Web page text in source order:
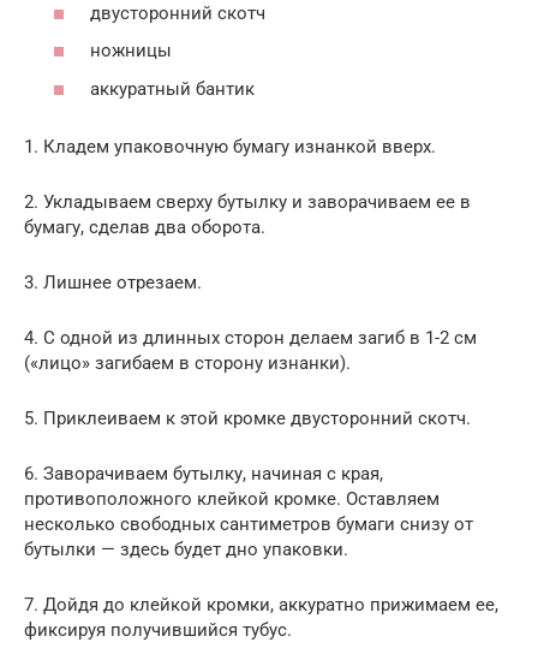
двусторонний скотч
ножницы
аккуратный бантик
1. Кладем упаковочную бумагу изнанкой вверх.
2. Укладываем сверху бутылку и заворачиваем ее в
бумагу, сделав два оборота.
3. Лишнее отрезаем.
4. С одной из длинных сторон делаем загиб в 1-2 см
(«лицо» загибаем в сторону изнанки).
5. Приклеиваем к этой кромке двусторонний скотч.
6. Заворачиваем бутылку, начиная с края,
противоположного клейкой кромке. Оставляем
несколько свободных сантиметров бумаги снизу от
бутылки — здесь будет дно упаковки.
7. Дойдя до клейкой кромки, аккуратно прижимаем ее,
фиксируя получившийся тубус.